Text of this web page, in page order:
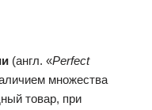
(англ. «Perfect
множества
товар, при